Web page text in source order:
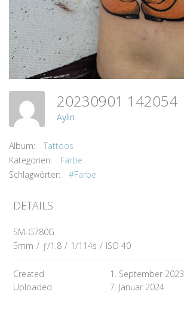
20230901 142054
Aylin
Album:
Tattoos
Kategorien:
Farbe
Schlagwörter:
#Farbe
DETAILS
SM-G780G
5mm / ƒ/1.8 / 1/114s / ISO 40
Created
1. September 2023
Uploaded
7. Januar 2024